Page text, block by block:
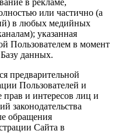
в рекламе,
или частично (а
в любых медийных
указанная
Пользователем в момент
данных.
предварительной
Пользователей и
прав и интересов лиц и
законодательства
обращения
Сайта в